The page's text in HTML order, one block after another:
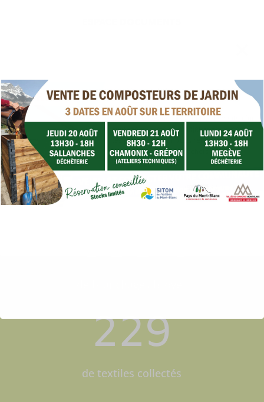
Les chiffres clés de
2024
1474 t
de biodéchets détournés estimées
229
de textiles collectés